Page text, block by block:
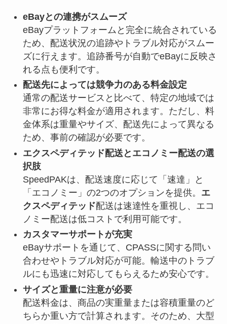
eBayとの連携がスムーズ
eBayプラットフォームと完全に統合されている
ため、配送状況の追跡やトラブル対応がスムー
ズに行えます。追跡番号が自動でeBayに反映さ
れる点も便利です。
配送先によっては競争力のある料金設定
通常の配送サービスと比べて、特定の地域では
非常にお得な料金が適用されます。ただし、料
金体系は重量やサイズ、配送先によって異なる
ため、事前の確認が必要です。
エクスペディテッド配送とエコノミー配送の選
択肢
SpeedPAKは、配送速度に応じて「速達」と
「エコノミー」の2つのオプションを提供。 エ
クスペディテッド配送は速達性を重視し、エコ
ノミー配送は低コストで利用可能です。
カスタマーサポートが充実
eBayサポートを通じて、CPASSに関する問い
合わせやトラブル対応が可能。輸送中のトラブ
ルにも迅速に対応してもらえるため安心です。
サイズと重量に注意が必要
配送料金は、商品の実重量または容積重量のど
ちらか重い方で計算されます。そのため、大型